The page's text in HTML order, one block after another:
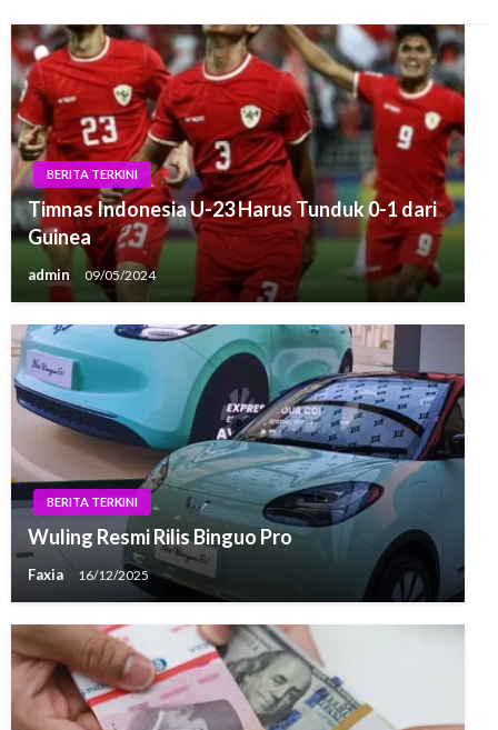
BERITA TERKINI
Timnas Indonesia U-23 Harus Tunduk 0-1 dari
Guinea
admin 09/05/2024
BERITA TERKINI
Wuling Resmi Rilis Binguo Pro
Faxia 16/12/2025